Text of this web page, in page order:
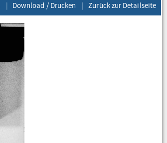
Download / Drucken Zurück zur Detailseite